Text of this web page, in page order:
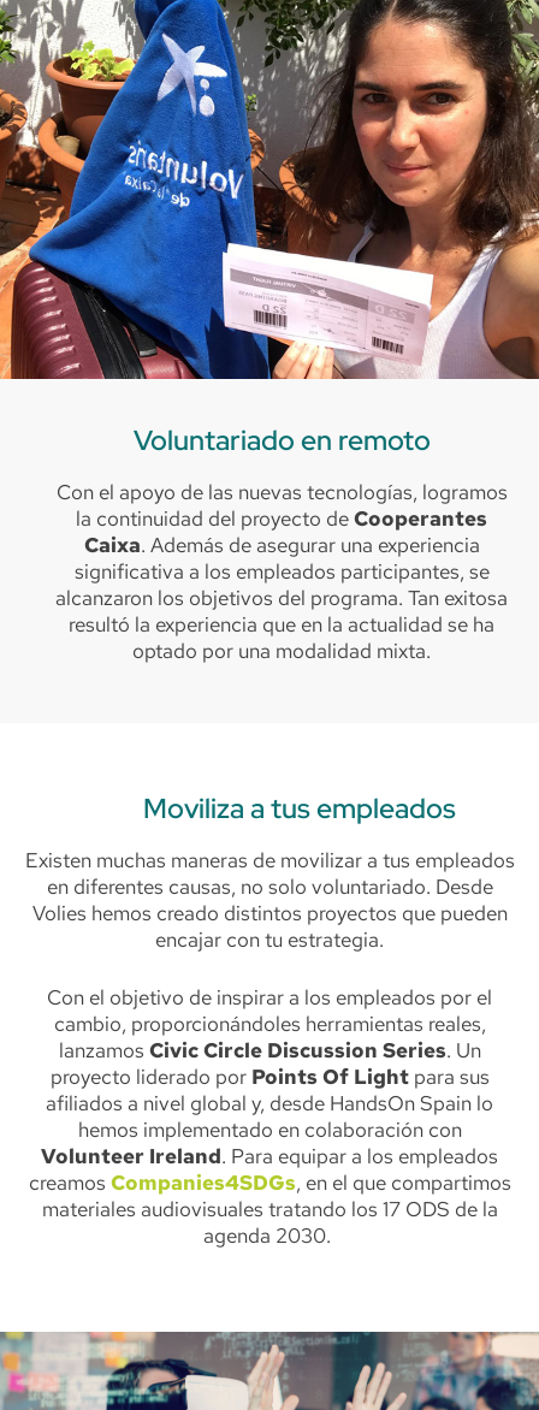
Voluntariado en remoto
Con el apoyo de las nuevas tecnologías, logramos
la continuidad del proyecto deCooperantes
Caixa. Además de asegurar una experiencia
significativa a los empleados participantes, se
alcanzaron los objetivos del programa. Tan exitosa
resultó la experiencia que en la actualidad se ha
optado por una modalidad mixta.
Moviliza a tus empleados
Existen muchas maneras de movilizar a tus empleados
en diferentes causas, no solo voluntariado. Desde
Volies hemos creado distintos proyectos que pueden
encajar con tu estrategia.
Con el objetivo de inspirar a los empleados por el
cambio, proporcionándoles herramientas reales,
lanzamos Civic Circle Discussion Series. Un
proyecto liderado por Points Of Lightpara sus
afiliados a nivel global y, desde HandsOn Spain lo
hemos implementado en colaboración con
Volunteer Ireland. Para equipar a los empleados
creamos Companies4SDGs, en el que compartimos
materiales audiovisuales tratando los 17 ODS de la
agenda 2030.